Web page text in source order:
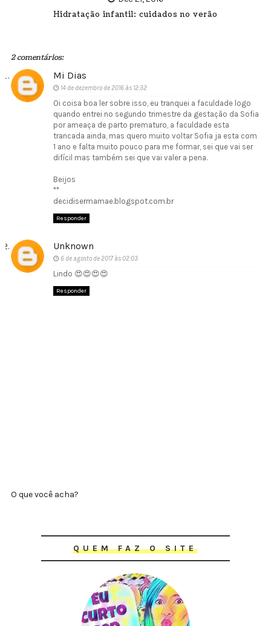
Hidratação infantil: cuidados no verão
2 comentários:
Mi Dias
14 de dezembro de 2016 às 12:32
Oi coisa boa ler sobre isso, eu tranquei a faculdade logo
quando entrei no segundo trimestre da gestação da Sofia
por ameaça de parto prematuro, a faculdade esta
trancada ainda, mas quero muito voltar Sofia ja esta com
1 ano e falta muito pouco para me formar, sei que vai ser
difícil mas também sei que vai valer a pena.
Beijos
**
decidisermamae.blogspot.com.br
Responder
Unknown
6 de agosto de 2017 às 02:03
Lindo 😍😍😍😍
Responder
O que você acha?
QUEM FAZ O SITE